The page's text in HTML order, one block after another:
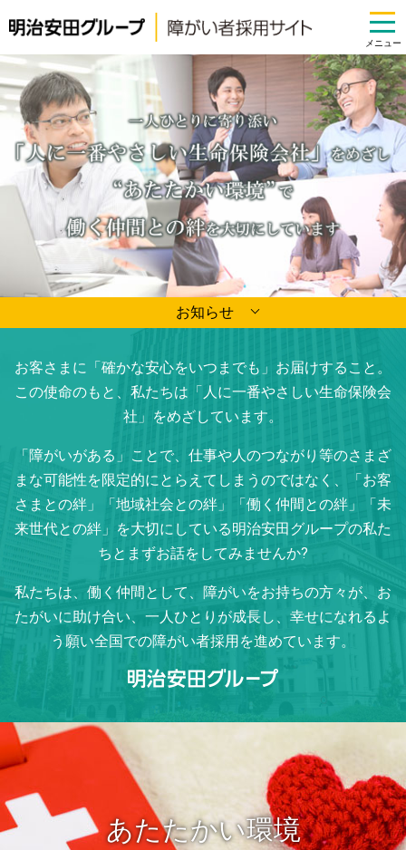
お知らせ
お客さまに「確かな安心をいつまでも」お届けすること。
この使命のもと、私たちは「人に一番やさしい生命保険会
社」をめざしています。
「障がいがある」ことで、 仕事や人のつながり等のさまざ
まな可能性を限定的にとらえてしまうのではなく、
「お客
さまとの絆」「地域社会との絆」「働く仲間との絆」「未
来世代との絆」を大切にしている明治安田グループの私た
ちとまずお話をしてみませんか?
私たちは、働く仲間として、障がいをお持ちの方々が、 お
たがいに助け合い、一人ひとりが成長し、幸せになれるよ
う願い全国での障がい者採用を進めています。
あたたかい環境